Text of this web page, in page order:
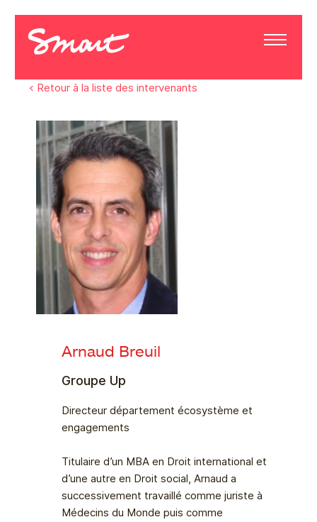
< Retour à la liste des intervenants
Arnaud Breuil
Groupe Up
Directeur département écosystème et
engagements
Titulaire d’un MBA en Droit international et
d’une autre en Droit social, Arnaud a
successivement travaillé comme juriste à
Médecins du Monde puis comme